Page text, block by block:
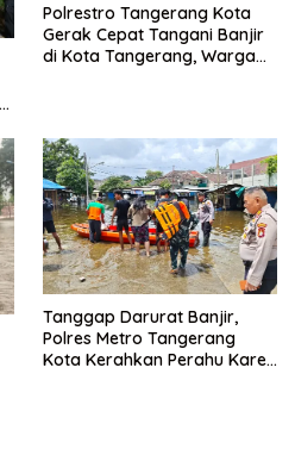
Polrestro Tangerang Kota
Gerak Cepat Tangani Banjir
di Kota Tangerang, Warga
Tanggap Darurat Banjir,
Polres Metro Tangerang
Kota Kerahkan Perahu Karet